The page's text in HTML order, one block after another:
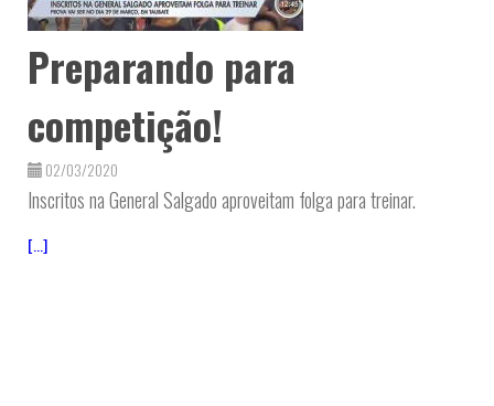
Preparando para
competição!
02/03/2020
Inscritos na General Salgado aproveitam folga para treinar.
[...]